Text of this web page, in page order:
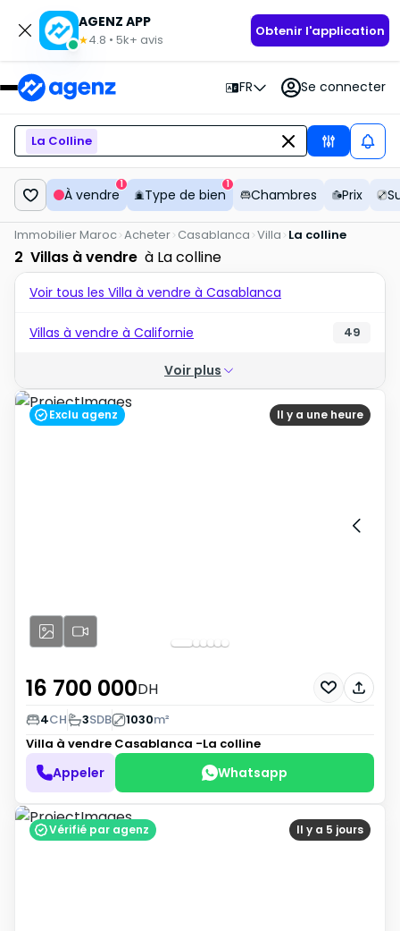
AGENZ APP
★4.8 • 5k+ avis
Obtenir l'application
FR Se connecter
La Colline
À vendre
1
Type de bien
1
Chambres Prix
Immobilier Maroc Acheter Casablanca Villa La colline
2 Villas à vendre à La colline
Voir tous les Villa à vendre à Casablanca
Villas à vendre à Californie 49
Voir plus
Il y a une heure
Exclu agenz
16 700 000DH
4CH 3SDB 1030m²
Villa à vendre Casablanca -La colline
Appeler Whatsapp
Il y a 5 jours
Vérifié par agenz